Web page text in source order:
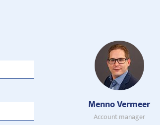
Menno Vermeer
Account manager